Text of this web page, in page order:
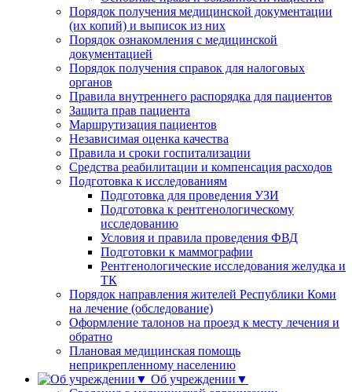
Порядок получения медицинской документации
(их копий) и выписок из них
Порядок ознакомления с медицинской
документацией
Порядок получения справок для налоговых
органов
Правила внутреннего распорядка для пациентов
Защита прав пациента
Маршрутизация пациентов
Независимая оценка качества
Правила и сроки госпитализации
Средства реабилитации и компенсация расходов
Подготовка к исследованиям
Подготовка для проведения УЗИ
Подготовка к рентгенологическому
исследованию
Условия и правила проведения ФВД
Подготовки к маммографии
Рентгенологические исследования желудка и
ТК
Порядок направления жителей Республики Коми
на лечение (обследование)
Оформление талонов на проезд к месту лечения и
обратно
Плановая медицинская помощь
неприкрепленному населению
Об учреждении▼